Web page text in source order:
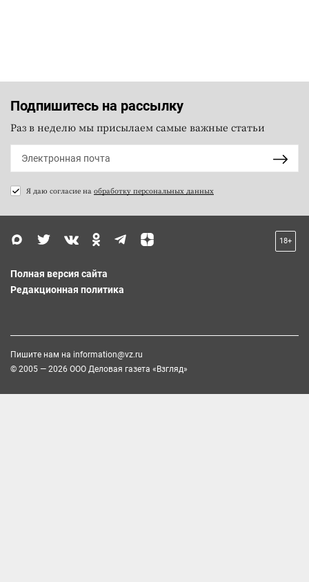
Подпишитесь на рассылку
Раз в неделю мы присылаем самые важные статьи
Я даю согласие на обработку персональных данных
18+
Полная версия сайта
Редакционная политика
Пишите нам на information@vz.ru
© 2005 — 2026 ООО Деловая газета «Взгляд»